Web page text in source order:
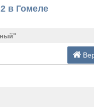
в Гомеле